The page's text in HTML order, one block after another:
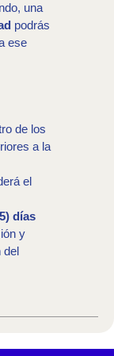
una
podrás
ese
de los
a la
el
días
y
del